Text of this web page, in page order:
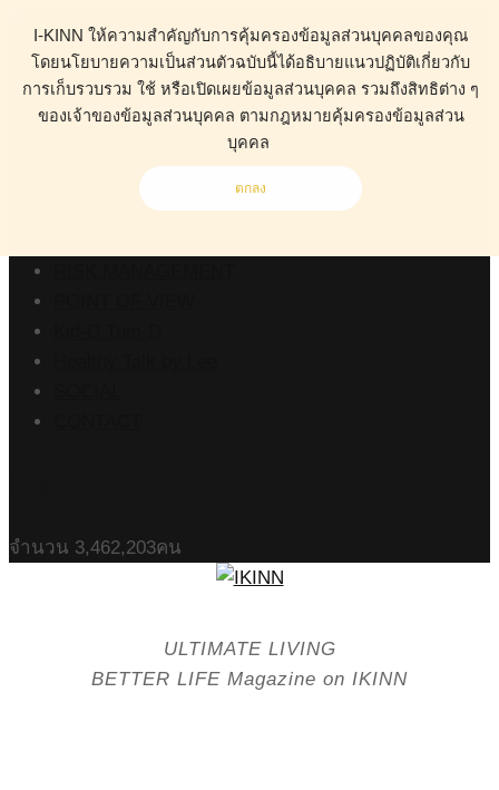
I-KINN ให้ความสำคัญกับการคุ้มครองข้อมูลส่วนบุคคลของคุณ
โดยนโยบายความเป็นส่วนตัวฉบับนี้ได้อธิบายแนวปฏิบัติเกี่ยวกับ
การเก็บรวบรวม ใช้ หรือเปิดเผยข้อมูลส่วนบุคคล รวมถึงสิทธิต่าง ๆ
ของเจ้าของข้อมูลส่วนบุคคล ตามกฎหมายคุ้มครองข้อมูลส่วน
บุคคล
ตกลง
ABOUT
BUSINESS
WORK CLINIC
จำนวน 3,462,203คน
ULTIMATE LIVING
BETTER LIFE Magazine on IKINN